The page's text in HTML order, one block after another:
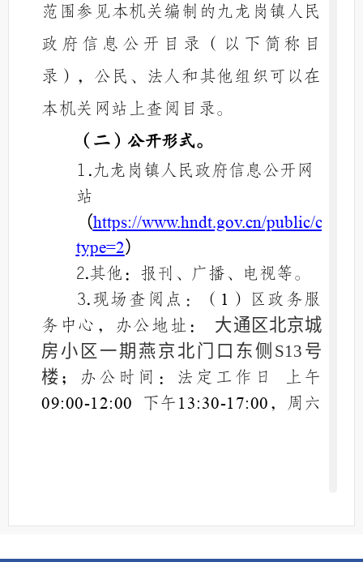
范围参见本机关编制的 九龙岗镇人民
政府 信息公开目录（以下简称目
录），公民、法人和其他组织可以在
本机关网站上查阅目录。
（二） 公开形式。
1.九龙岗镇人民政府信息公开网
站
（https://www.hndt.gov.cn/public/
type=2）
2.其他：报刊、广播、电视等。
3.现场查阅点 ： （ 1 ）区政务服
务中心，办公地址： 大通区北京城
房小区 一期燕京北门口东侧 S13号
楼 ；办公时间：法定工作日 上午
09:00-12:00 下午 13:30-17:00 ，周六
力西侧）；办公时间：周一至周日
上午8:00-12:00下午14:30-17:30；